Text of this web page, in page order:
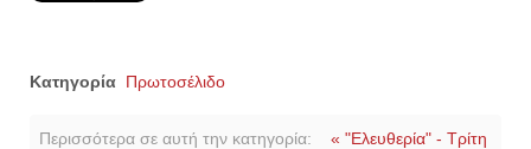
Κατηγορία Πρωτοσέλιδο
Περισσότερα σε αυτή την κατηγορία:
« "Ελευθερία" - Τρίτη